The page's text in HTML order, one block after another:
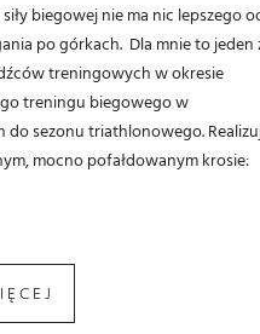
biegowej nie ma nic lepszego
po górkach. Dla mnie to jeden
treningowych w okresie
treningu biegowego w
sezonu triathlonowego.
mocno pofałdowanym krosie: